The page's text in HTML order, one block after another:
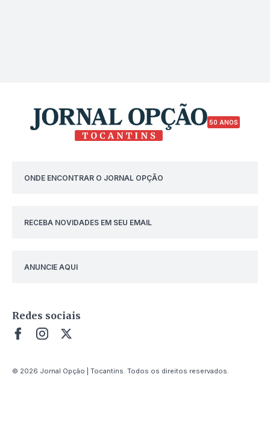
50 ANOS
ONDE ENCONTRAR O JORNAL OPÇÃO
RECEBA NOVIDADES EM SEU EMAIL
ANUNCIE AQUI
Redes sociais
© 2026 Jornal Opção | Tocantins. Todos os direitos reservados.